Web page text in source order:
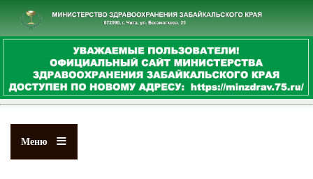
к
основному
содержанию
Меню